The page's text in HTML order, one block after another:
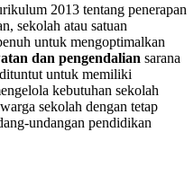
2013 tentang penerapan
sekolah atau satuan
untuk mengoptimalkan
dan pengendalian sarana
untuk memiliki
kebutuhan sekolah
sekolah dengan tetap
undangan pendidikan